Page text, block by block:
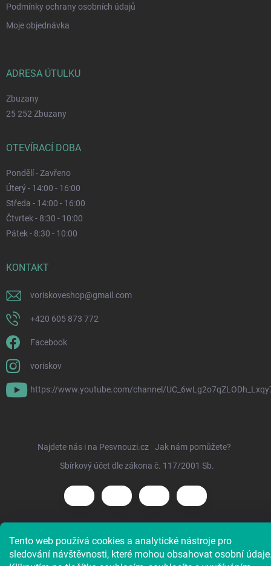
Tento web používá cookies a analytické nástroje pro
sledování návštěvnosti, které mohou obsahovat osobní
Podmínky ochrany osobních údajů
Moje objednávka
ADRESA ÚTULKU
Zbuzany
25 252 Zbuzany
OTEVÍRACÍ DOBA
Pondělí - Zavřeno
Úterý - 14:00 - 16:00
Středa - 14:00 - 16:00
Čtvrtek - 8:30 - 10:00
Pátek - 8:30 - 10:00
KONTAKT
voriskoveshop@gmail.com
+420 605 873 772
Facebook
voriskov
https://www.youtube.com/channel/
Najdete nás i na Pesvnouzi.cz
Jak nám pomůžete?
Sbírkový účet dle zákona č. 117/2001 Sb.
Copyright 2026 Voříškov e-shop. Všechna práva vyhrazena.